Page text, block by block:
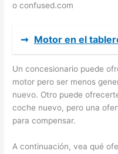
o confused.com
➞ Motor en el
Un concesionario puede
motor pero ser menos
nuevo. Otro puede
coche nuevo, pero una
para compensar.
A continuación, vea qué